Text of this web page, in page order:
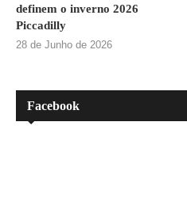
definem o inverno 2026
Piccadilly
28 de Junho de 2026
Facebook